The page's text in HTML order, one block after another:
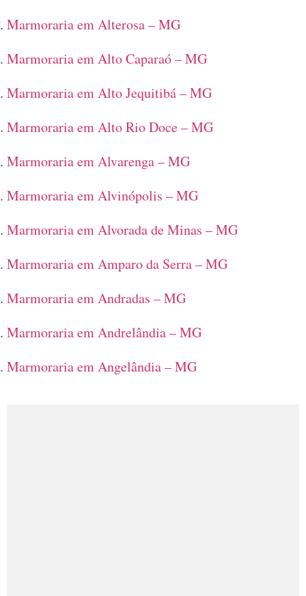
Marmoraria em Alterosa – MG
Marmoraria em Alto Caparaó – MG
Marmoraria em Alto Jequitibá – MG
Marmoraria em Alto Rio Doce – MG
Marmoraria em Alvarenga – MG
Marmoraria em Alvinópolis – MG
Marmoraria em Alvorada de Minas – MG
Marmoraria em Amparo da Serra – MG
Marmoraria em Andradas – MG
Marmoraria em Andrelândia – MG
Marmoraria em Angelândia – MG